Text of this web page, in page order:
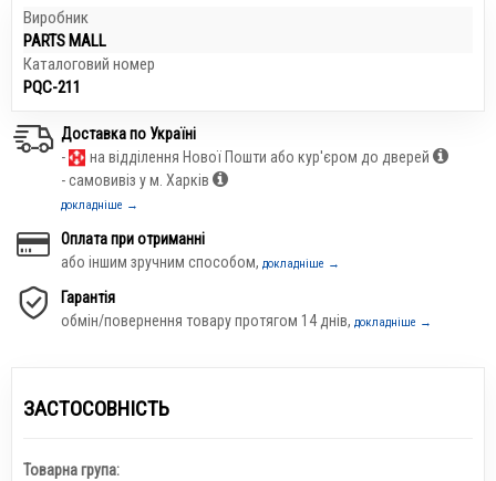
Виробник
PARTS MALL
Каталоговий номер
PQC-211
Доставка по Україні
-
на відділення Нової Пошти або кур'єром до дверей
- самовивіз у м. Харків
докладніше →
Оплата при отриманні
або іншим зручним способом, докладніше →
Гарантія
обмін/повернення товару протягом 14 днів, докладніше →
ЗАСТОСОВНІСТЬ
Товарна група: